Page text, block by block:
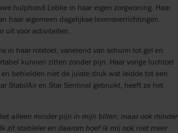
hulphond Lobke in haar eigen zorgwoning. Haar
haar algemeen dagelijkse levensverrichtingen.
uit voor activiteiten.
in haar rolstoel, variërend van schuim tot gel en
kunnen zitten zonder pijn. Haar vorige luchtcel
behielden niet de juiste druk wat leidde tot een
StabilAir en Star Sentinel gebruikt, heeft ze het
alleen minder pijn in mijn billen, maar ook minder
zit stabieler en daarom hoef ik mij ook niet meer